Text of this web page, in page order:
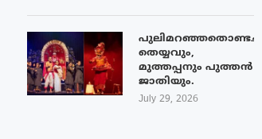
തെയ്യവും,
മുത്തപ്പനും പുത്തൻ
ജാതിയും.
July 29, 2026